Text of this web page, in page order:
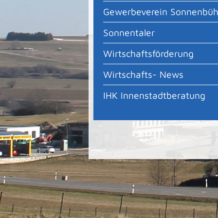
Gewerbeverein
Sonnentaler
Wirtschaftsförderung
Wirtschafts- News
IHK Innenstadtberatung